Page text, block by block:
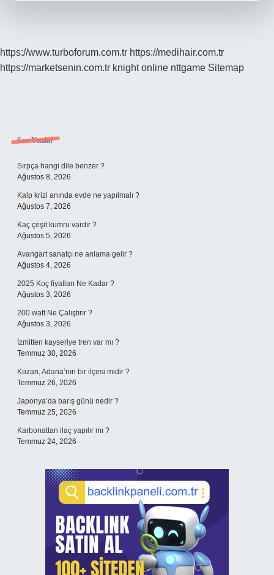
https://www.turboforum.com.tr https://medihair.com.tr
https://marketsenin.com.tr knight online nttgame Sitemap
Sidebar
Son Yazılar
Sırpça hangi dile benzer ?
Ağustos 8, 2026
Kalp krizi anında evde ne yapılmalı ?
Ağustos 7, 2026
Kaç çeşit kumru vardır ?
Ağustos 5, 2026
Avangart sanatçı ne anlama gelir ?
Ağustos 4, 2026
2025 Koç fiyatları Ne Kadar ?
Ağustos 3, 2026
200 watt Ne Çalıştırır ?
Ağustos 3, 2026
İzmitten kayseriye tren var mı ?
Temmuz 30, 2026
Kozan, Adana’nın bir ilçesi midir ?
Temmuz 26, 2026
Japonya’da barış günü nedir ?
Temmuz 25, 2026
Karbonattan ilaç yapılır mı ?
Temmuz 24, 2026